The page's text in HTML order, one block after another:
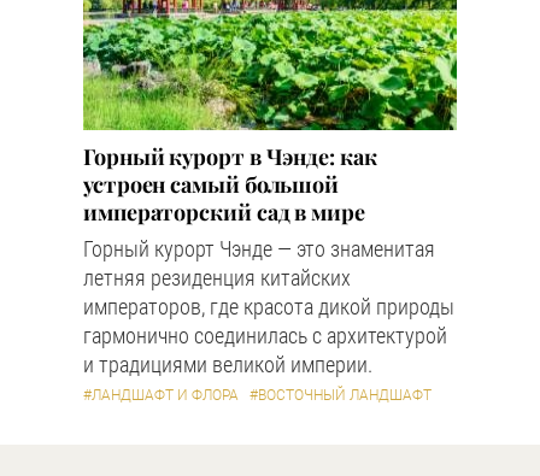
Горный курорт в Чэнде: как
устроен самый большой
императорский сад в мире
Горный курорт Чэнде — это знаменитая
летняя резиденция китайских
императоров, где красота дикой природы
гармонично соединилась с архитектурой
и традициями великой империи.
#ЛАНДШАФТ И ФЛОРА #ВОСТОЧНЫЙ ЛАНДШАФТ